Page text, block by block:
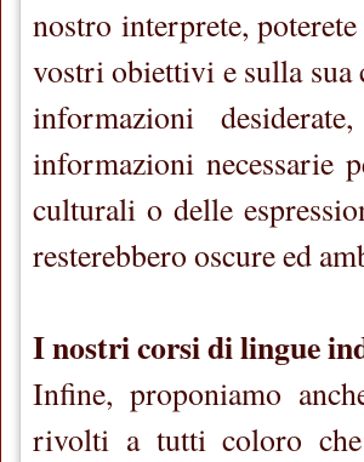
nostro interprete,
vostri obiettivi e sulla sua
informazioni
informazioni necessarie
culturali o delle
resterebbero oscure ed
I nostri corsi di lingue
Infine, proponiamo
rivolti a tutti coloro